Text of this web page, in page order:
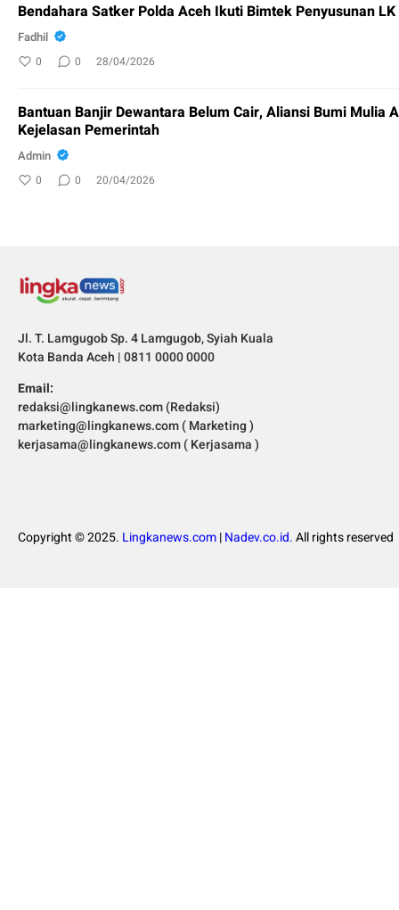
Bendahara Satker Polda Aceh Ikuti Bimtek Penyusunan LK
Fadhil
0 0 28/04/2026
Bantuan Banjir Dewantara Belum Cair, Aliansi Bumi Mulia
Kejelasan Pemerintah
Admin
0 0 20/04/2026
Jl. T. Lamgugob Sp. 4 Lamgugob, Syiah Kuala
Kota Banda Aceh | 0811 0000 0000
Email:
redaksi@lingkanews.com (Redaksi)
marketing@lingkanews.com ( Marketing )
kerjasama@lingkanews.com ( Kerjasama )
Copyright © 2025. Lingkanews.com|Nadev.co.id.All rights reserved